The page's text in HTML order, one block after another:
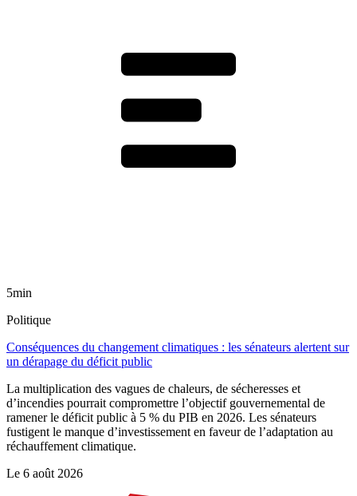
5min
Politique
Conséquences du changement climatiques : les sénateurs alertent sur
un dérapage du déficit public
La multiplication des vagues de chaleurs, de sécheresses et
d’incendies pourrait compromettre l’objectif gouvernemental de
ramener le déficit public à 5 % du PIB en 2026. Les sénateurs
fustigent le manque d’investissement en faveur de l’adaptation au
réchauffement climatique.
Le 6 août 2026